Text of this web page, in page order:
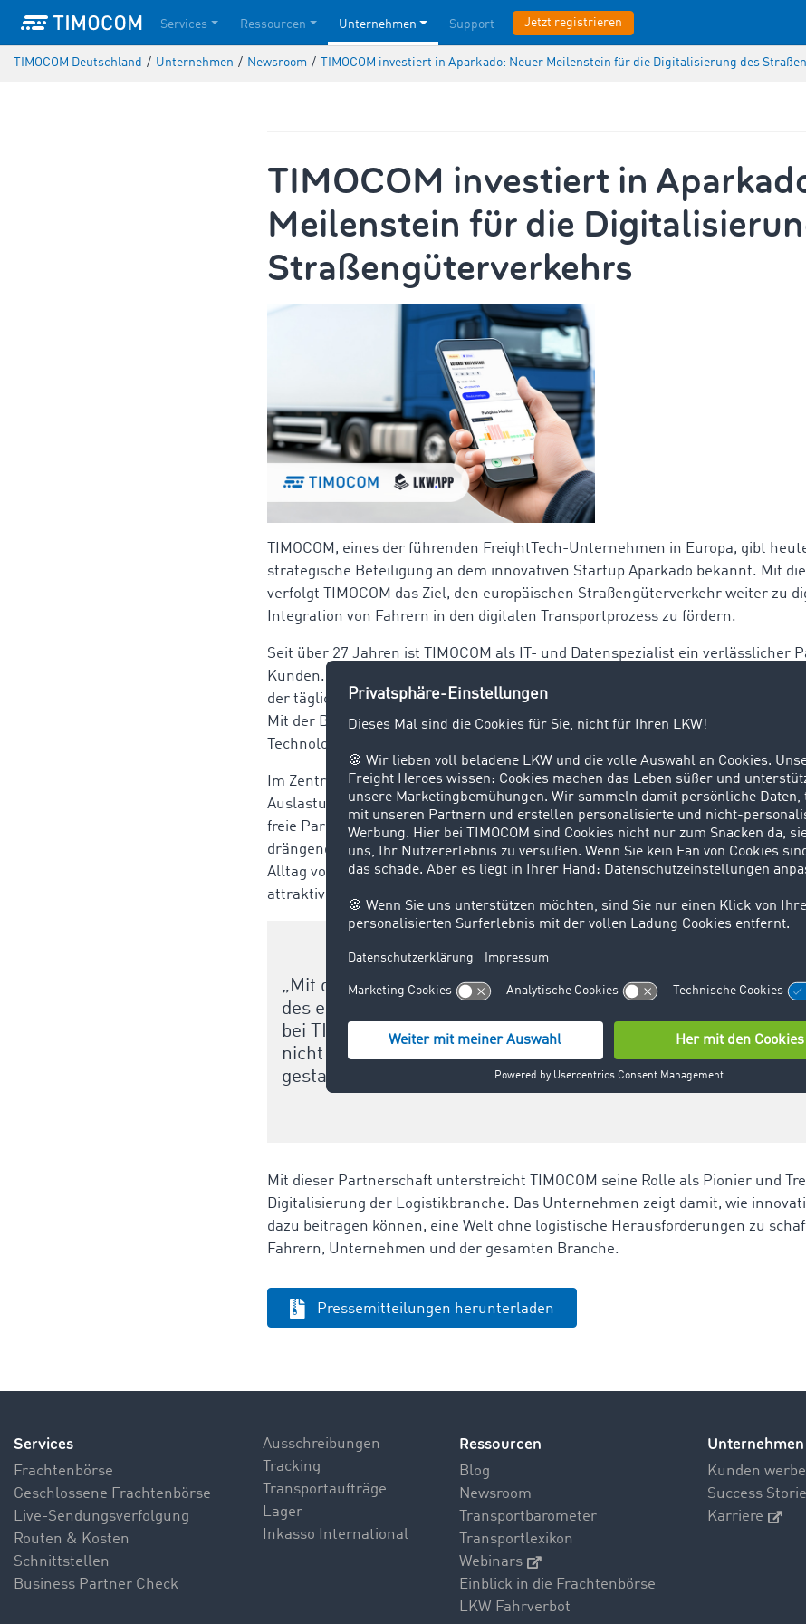
Services Ressourcen Unternehmen Support Jetzt registrieren
TIMOCOM Deutschland / Unternehmen / Newsroom / TIMOCOM investiert in Aparkado: Neuer Meilenstein für die Digitalisierung des
TIMOCOM investiert in
Meilenstein für die
Straßengüterverkehrs
TIMOCOM, eines der führenden FreightTech-Unternehmen in Europa, gibt
strategische Beteiligung an dem innovativen Startup Aparkado bekannt. Mit
verfolgt TIMOCOM das Ziel, den europäischen Straßengüterverkehr weiter zu
Integration von Fahrern in den digitalen Transportprozess zu fördern.
Seit über 27 Jahren ist TIMOCOM als IT- und Datenspezialist ein verlässlicher
Kunden. Über 55.000 geprüfte Unternehmen nutzen die digitale Plattform des
der täglich bis zu eine Million internationale Fracht- und Laderaumangebote
Mit der Beteiligung an Aparkado erweitert TIMOCOM sein Engagement in
Technologien und trägt dazu bei, die Arbeitsbedingungen von LKW-Fahrern zu
Im Zentrum von Aparkado steht die LKW.APP, ein einzigartiges
Auslastung von über 40.000 Parkflächen in Europa berücksichtigt. Die App hilft
freie Parkmöglichkeiten entlang ihrer Route zu finden und bietet so eine
drängende Parkplatzproblem im Straßengüterverkehr. Darüber hinaus trägt
Alltag von LKW-Fahrern durch smarte Funktionen deutlich zu erleichtern und
attraktiver zu gestalten.
„Mit der Investition in Aparkado setzen wir ein klares Zeichen
des europäischen Straßengüterverkehrs,“ so Tim Thiermann,
bei TIMOCOM. „Wir sehen es als unsere Verantwortung, den
nicht nur effizienter, sondern auch menschlicher und
gestalten.“
Mit dieser Partnerschaft unterstreicht TIMOCOM seine Rolle als Pionier und
Digitalisierung der Logistikbranche. Das Unternehmen zeigt damit, wie
dazu beitragen können, eine Welt ohne logistische Herausforderungen zu
Fahrern, Unternehmen und der gesamten Branche.
Pressemitteilungen herunterladen
Services
Frachtenbörse
Geschlossene Frachtenbörse
Live-Sendungsverfolgung
Routen & Kosten
Schnittstellen
Business Partner Check
Ausschreibungen
Tracking
Transportaufträge
Lager
Inkasso International
Ressourcen
Blog
Newsroom
Transportbarometer
Transportlexikon
Webinars
Einblick in die Frachtenbörse
LKW Fahrverbot
Unternehmen
Kunden
Success
Karriere